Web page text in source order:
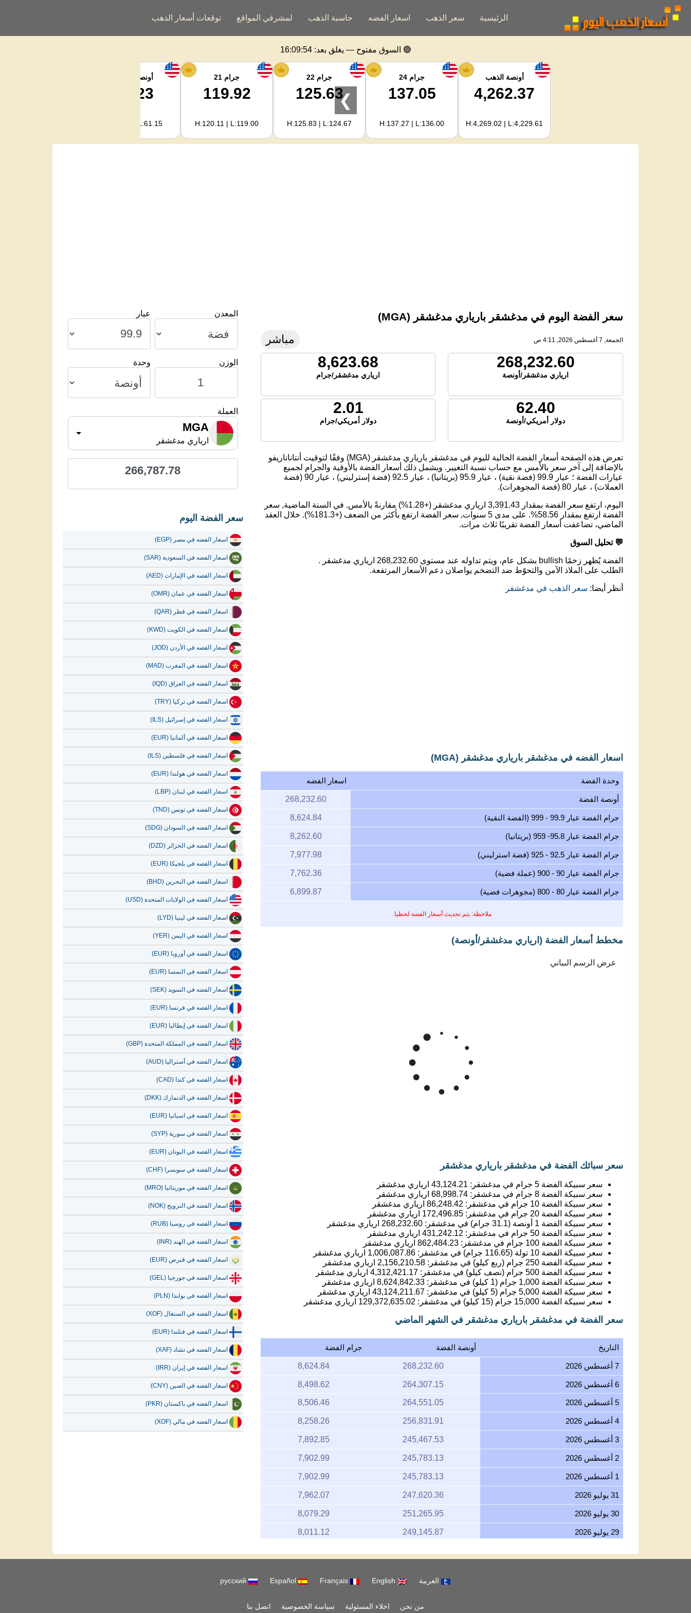
الرئيسية سعر الذهب اسعار الفضه حاسبة الذهب لمشرفي المواقع توقعات أسعار الذهب
🟢 السوق مفتوح — يغلق بعد: 16:09:53
أونصة الذهب
4,262.37
H:4,269.02 | L:4,229.61
جرام 24
137.05
H:137.27 | L:136.00
جرام 22
125.63
H:125.83 | L:124.67
جرام 21
119.92
H:120.11 | L:119.00
أونصة الفضة
62.23
H:62.42 | L:61.15
❯
سعر الفضة اليوم في مدغشقر بارياري مدغشقر (MGA)
الجمعة, 7 أغسطس 2026, 4:11 ص مباشر
268,232.60
ارياري مدغشقر/أونصة
8,623.68
ارياري مدغشقر/جرام
62.40
دولار أمريكي/أونصة
2.01
دولار أمريكي/جرام
تعرض هذه الصفحة أسعار الفضة الحالية لليوم في مدغشقر بارياري مدغشقر (MGA) وفقًا لتوقيت أنتاناناريفو
بالإضافة إلى آخر سعر بالأمس مع حساب نسبة التغيير. ويشمل ذلك أسعار الفضة بالأوقية والجرام لجميع
عيارات الفضة ؛ عيار 99.9 (فضة نقية) ، عيار 95.9 (بريتانيا) ، عيار 92.5 (فضة إسترليني) ، عيار 90 (فضة
العملات) ، عيار 80 (فضة المجوهرات).
اليوم، ارتفع سعر الفضة بمقدار 3,391.43 ارياري مدغشقر (+1.28%) مقارنةً بالأمس. في السنة الماضية, سعر
الفضة ارتفع بمقدار 58.56%. على مدى 5 سنوات, سعر الفضة ارتفع بأكثر من الضعف (+181.3%). خلال العقد
الماضي، تضاعفت أسعار الفضة تقريبًا ثلاث مرات.
💬 تحليل السوق
الفضة يُظهر زخمًا bullish بشكل عام، ويتم تداوله عند مستوى 268,232.60 ارياري مدغشقر .
الطلب على الملاذ الآمن والتحوّط ضد التضخم يواصلان دعم الأسعار المرتفعة.
أنظر أيضا: سعر الذهب في مدغشقر
اسعار الفضه في مدغشقر بارياري مدغشقر (MGA)
وحدة الفضة اسعار الفضه
ملاحظة: يتم تحديث أسعار الفضة لحظيا.
أونصة الفضة 268,232.60
جرام الفضة عيار 99.9 - 999 (الفضة النقية) 8,624.84
جرام الفضة عيار 95.8- 959 (بريتانيا) 8,262.60
جرام الفضة عيار 92.5 - 925 (فضة استرليني) 7,977.98
جرام الفضة عيار 90 - 900 (عملة فضية) 7,762.36
جرام الفضة عيار 80 - 800 (مجوهرات فضية) 6,899.87
مخطط أسعار الفضة (ارياري مدغشقر/أونصة)
سعر الفضة بـارياري مدغشقر للأونصة
May '26
Feb 7, 2026 → Aug 7, 2026
سعر سبيكة الفضة 5 جرام في مدغشقر: 43,124.21
سعر سبيكة الفضة 10 جرام في مدغشقر:
86,248.42 ارياري مدغشقر
سعر سبيكة الفضة 20 جرام في مدغشقر:
172,496.85ارياري مدغشقر
سعر سبيكة الفضة 1 أونصة (31.1 جرام) في مدغشقر:
268,232.60ارياري مدغشقر
سعر سبيكة الفضة 50 جرام في مدغشقر:
431,242.12 ارياري مدغشقر
سعر سبيكة الفضة 100 جرام في مدغشقر:
862,484.23ارياري مدغشقر
سعر سبيكة الفضة 10 تولة (116.65 جرام) في مدغشقر:
1,006,087.86
سعر سبيكة الفضة 250 جرام (ربع كيلو) في مدغشقر:
2,156,210.58ارياري مدغشقر
سعر سبيكة الفضة 500 جرام (نصف كيلو) في مدغشقر:
4,312,421.17ارياري مدغشقر
سعر سبيكة الفضة 1,000 جرام (1 كيلو) في مدغشقر:
8,624,842.33 ارياري مدغشقر
سعر سبيكة الفضة 5,000 جرام (5 كيلو) في مدغشقر:
43,124,211.67ارياري مدغشقر
سعر سبيكة الفضة 15,000 جرام (15 كيلو) في مدغشقر:
129,372,635.02ارياري مدغشقر
سعر الفضة في مدغشقر بارياري مدغشقر في الشهر الماضي
التاريخ أونصة الفضة
7 أغسطس 2026 268,232.60
8,624.84
6 أغسطس 2026 264,307.15
8,498.62
5 أغسطس 2026 264,551.05
8,506.46
4 أغسطس 2026 256,831.91
8,258.26
3 أغسطس 2026 245,467.53
7,892.85
2 أغسطس 2026 245,783.13
7,902.99
1 أغسطس 2026 245,783.13
7,902.99
31 يوليو 2026 247,620.36
7,962.07
30 يوليو 2026 251,265.95
8,079.29
29 يوليو 2026 249,145.87
8,011.12
28 يوليو 2026 244,710.95
7,868.52
250,538.01
8,055.88
251,862.91
8,098.49
المعدن عيار
الوزن وحدة
العملة
MGA
ارياري مدغشقر
266,787.78
سعر الفضة اليوم
اسعار الفضه في مصر (EGP)
اسعار الفضه في السعودية (SAR)
اسعار الفضه في الإمارات (AED)
اسعار الفضه في عمان (OMR)
اسعار الفضه في قطر (QAR)
اسعار الفضه في الكويت (KWD)
اسعار الفضه في الأردن (JOD)
اسعار الفضه في المغرب (MAD)
اسعار الفضه في العراق (IQD)
اسعار الفضه في تركيا (TRY)
اسعار الفضه في إسرائيل (ILS)
اسعار الفضه في ألمانيا (EUR)
اسعار الفضه في فلسطين (ILS)
اسعار الفضه في هولندا (EUR)
اسعار الفضه في لبنان (LBP)
اسعار الفضه في تونس (TND)
اسعار الفضه في السودان (SDG)
اسعار الفضه في الجزائر (DZD)
اسعار الفضه في بلجيكا (EUR)
اسعار الفضه في البحرين (BHD)
اسعار الفضه في الولايات المتحدة (USD)
اسعار الفضه في ليبيا (LYD)
اسعار الفضه في اليمن (YER)
اسعار الفضه في أوروبا (EUR)
اسعار الفضه في النمسا (EUR)
اسعار الفضه في السويد (SEK)
اسعار الفضه في فرنسا (EUR)
اسعار الفضه في إيطاليا (EUR)
اسعار الفضه في المملكة المتحدة (GBP)
اسعار الفضه في أستراليا (AUD)
اسعار الفضه في كندا (CAD)
اسعار الفضه في الدنمارك (DKK)
اسعار الفضه في اسبانيا (EUR)
اسعار الفضه في سورية (SYP)
اسعار الفضه في اليونان (EUR)
اسعار الفضه في سويسرا (CHF)
اسعار الفضه في موريتانيا (MRO)
اسعار الفضه في النرويج (NOK)
اسعار الفضه في روسيا (RUB)
اسعار الفضه في الهند (INR)
اسعار الفضه في قبرص (EUR)
اسعار الفضه في جورجيا (GEL)
اسعار الفضه في بولندا (PLN)
اسعار الفضه في السنغال (XOF)
اسعار الفضه في فنلندا (EUR)
اسعار الفضه في تشاد (XAF)
اسعار الفضه في إيران (IRR)
اسعار الفضه في الصين (CNY)
اسعار الفضه في باكستان (PKR)
اسعار الفضه في مالي (XOF)
العربية English
Français
Español
русский
من نحن اخلاء المسئولية سياسة الخصوصية اتصل بنا
Copyright 2026 www.goldpricedata.com